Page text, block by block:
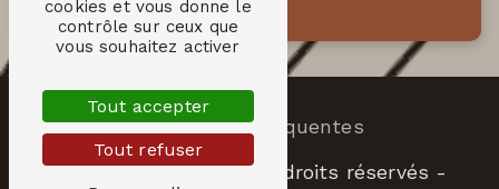
Recherches fréquentes
©Vistalid- 2026 - Tous droits réservés -
cookies et vous donne le
contrôle sur ceux que
vous souhaitez activer
Tout accepter
Tout refuser